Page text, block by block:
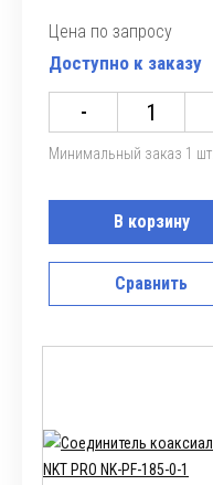
Цена по запросу
Доступно к заказу
-
Минимальный заказ 1 шт.
В корзину
Сравнить